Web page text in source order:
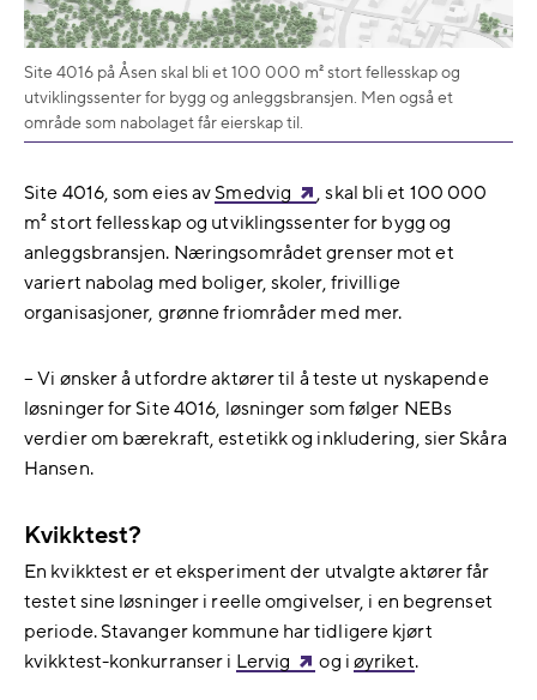
Site 4016 på Åsen skal bli et 100 000 m² stort fellesskap og
utviklingssenter for bygg og anleggsbransjen. Men også et
område som nabolaget får eierskap til.
Site 4016, som eies av Smedvig
, skal bli et 100 000
m² stort fellesskap og utviklingssenter for bygg og
anleggsbransjen. Næringsområdet grenser mot et
variert nabolag med boliger, skoler, frivillige
organisasjoner, grønne friområder med mer.
– Vi ønsker å utfordre aktører til å teste ut nyskapende
løsninger for Site 4016, løsninger som følger NEBs
verdier om bærekraft, estetikk og inkludering, sier Skåra
Hansen.
Kvikktest?
En kvikktest er et eksperiment der utvalgte aktører får
testet sine løsninger i reelle omgivelser, i en begrenset
periode. Stavanger kommune har tidligere kjørt
kvikktest-konkurranser i Lervig og i øyriket.